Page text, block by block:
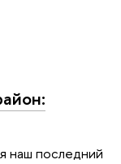
наш последний